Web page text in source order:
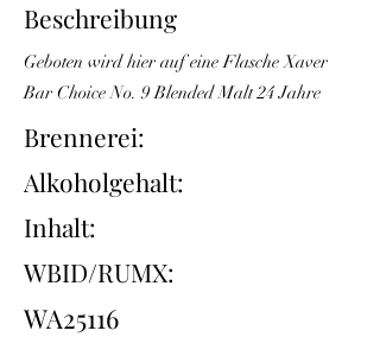
Beschreibung
Geboten wird hier auf eine Flasche Xaver
Bar Choice No. 9 Blended Malt 24 Jahre
Brennerei:
Alkoholgehalt:
Inhalt:
WBID/RUMX:
WA25116